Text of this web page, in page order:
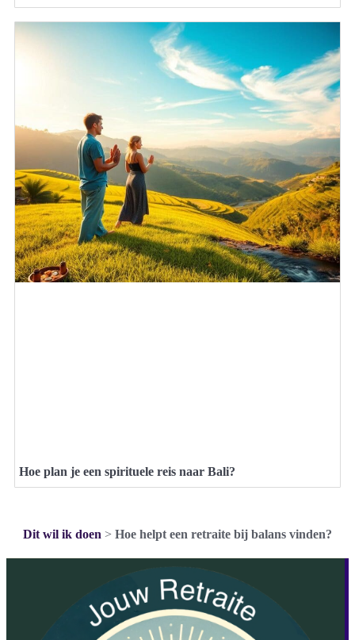
Hoe plan je een spirituele reis naar Bali?
Dit wil ik doen > Hoe helpt een retraite bij balans vinden?